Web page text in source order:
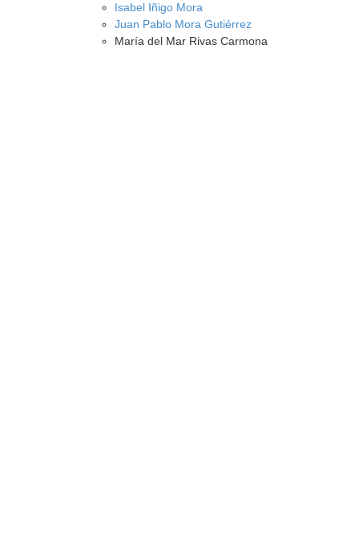
Isabel Iñigo Mora
Juan Pablo Mora Gutiérrez
María del Mar Rivas Carmona